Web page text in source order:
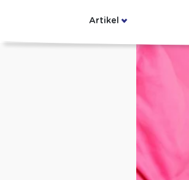
Artikel